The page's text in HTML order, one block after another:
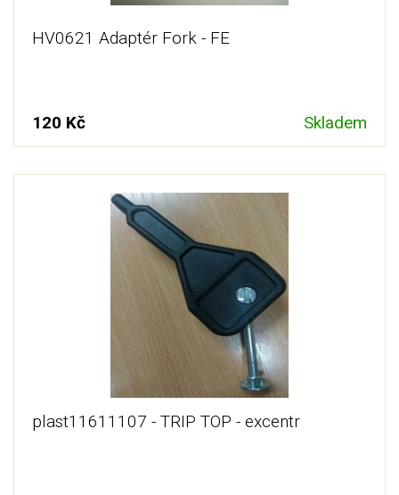
HV0621 Adaptér Fork - FE
120 Kč Skladem
plast11611107 - TRIP TOP - excentr